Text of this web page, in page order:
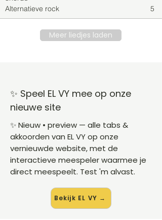
Alternatieve rock
5
Meer liedjes laden
✨ Speel EL VY mee op onze
nieuwe site
✨ Nieuw • preview — alle tabs &
akkoorden van EL VY op onze
vernieuwde website, met de
interactieve meespeler waarmee je
direct meespeelt. Test 'm alvast.
Bekijk EL VY →